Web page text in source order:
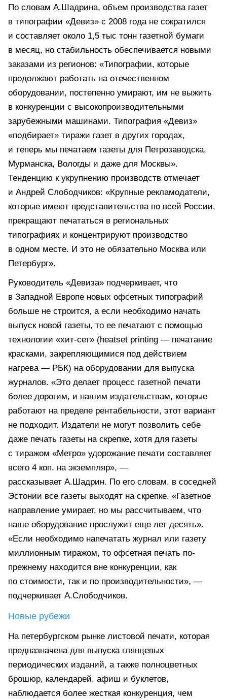
По словам А.Шадрина, объем производства газет
в типографии «Девиз» с 2008 года не сократился
и составляет около 1,5 тыс тонн газетной бумаги
в месяц, но стабильность обеспечивается новыми
заказами из регионов: «Типографии, которые
продолжают работать на отечественном
оборудовании, постепенно умирают, им не выжить
в конкуренции с высокопроизводительными
зарубежными машинами. Типография «Девиз»
«подбирает» тиражи газет в других городах,
и теперь мы печатаем газеты для Петрозаводска,
Мурманска, Вологды и даже для Москвы».
Тенденцию к укрупнению производств отмечает
и Андрей Слободчиков: «Крупные рекламодатели,
которые имеют представительства по всей России,
прекращают печататься в региональных
типографиях и концентрируют производство
в одном месте. И это не обязательно Москва или
Петербург».
Руководитель «Девиза» подчеркивает, что
в Западной Европе новых офсетных типографий
больше не строится, а если необходимо начать
выпуск новой газеты, то ее печатают с помощью
технологии «хит-сет» (heatset printing — печатание
красками, закрепляющимися под действием
нагрева — РБК) на оборудовании для выпуска
журналов. «Это делает процесс газетной печати
более дорогим, и нашим издательствам, которые
работают на пределе рентабельности, этот вариант
не подходит. Издатели не могут позволить себе
даже печать газеты на скрепке, хотя для газеты
с тиражом «Метро» удорожание печати составляет
всего 4 коп. на экземпляр», —
рассказывает А.Шадрин. По его словам, в соседней
Эстонии все газеты выходят на скрепке. «Газетное
направление умирает, но мы рассчитываем, что
наше оборудование прослужит еще лет десять».
«Если необходимо напечатать журнал или газету
миллионным тиражом, то офсетная печать по-
прежнему находится вне конкуренции, как
по стоимости, так и по производительности», —
подчеркивает А.Слободчиков.
Новые рубежи
На петербургском рынке листовой печати, которая
предназначена для выпуска глянцевых
периодических изданий, а также полноцветных
брошюр, календарей, афиш и буклетов,
наблюдается более жесткая конкуренция, чем